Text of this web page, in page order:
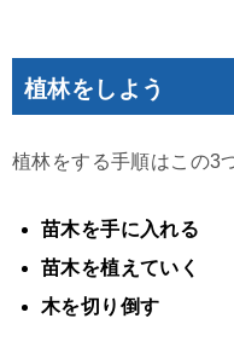
植林をしよう
植林をする手順はこの3
苗木を手に入れる
苗木を植えていく
木を切り倒す